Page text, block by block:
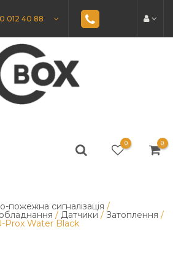
012 40 88
0 0
пожежна сигналізація /
/ Датчики / Затоплення /
Prox Water Black